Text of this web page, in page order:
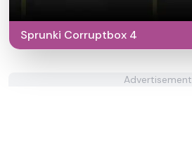
Sprunki Corruptbox 4
Advertisement